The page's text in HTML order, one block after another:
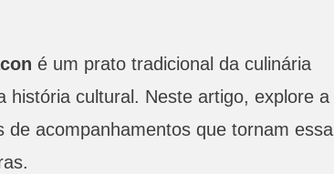
é um prato tradicional da culinária
história cultural. Neste artigo, explore a
de acompanhamentos que tornam essa